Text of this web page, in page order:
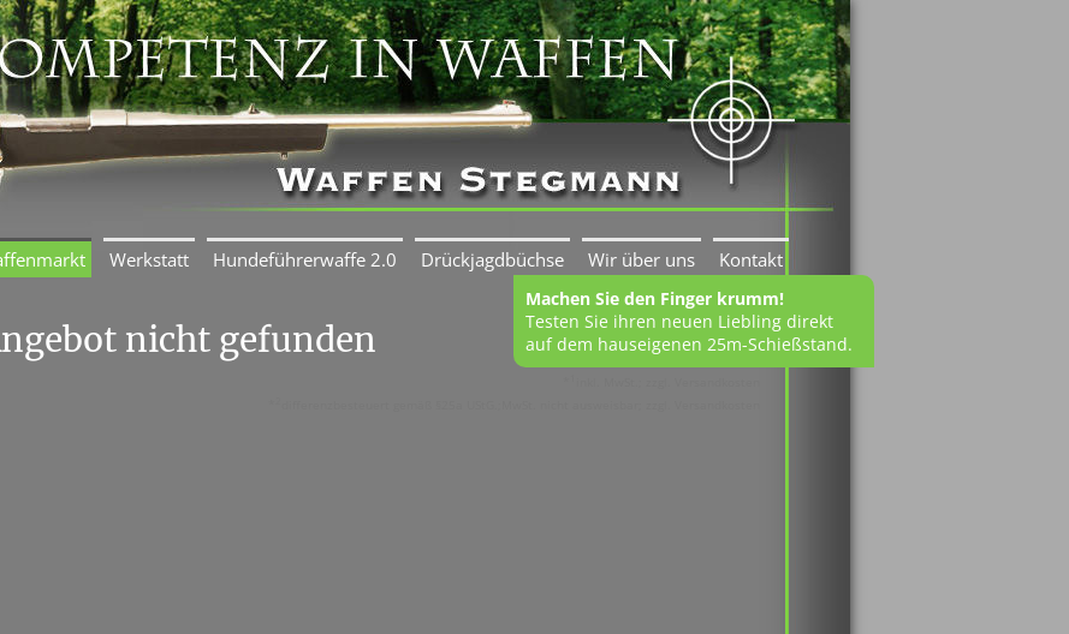
Werkstatt Hundeführerwaffe 2.0 Drückjagdbüchse Wir über uns Kontakt
Machen Sie den Finger krumm!
Testen Sie ihren neuen Liebling direkt
auf dem hauseigenen 25m-Schießstand.
nicht gefunden